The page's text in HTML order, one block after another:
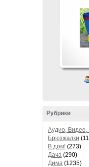
Рубрики
Аудио, Видео,
Брюзжалки
В дом! (273)
Дача (290)
Дима (1235)